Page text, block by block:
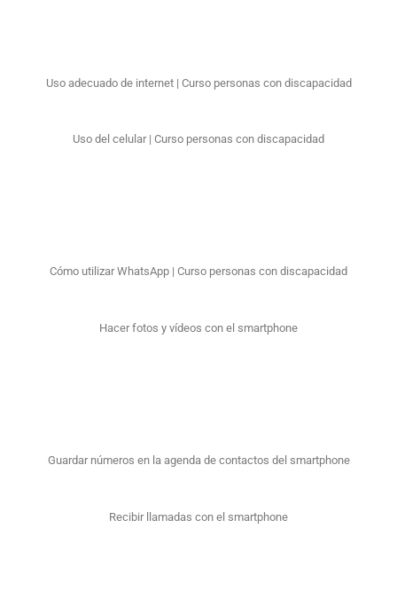
Uso adecuado de internet | Curso personas con discapacidad
Uso del celular | Curso personas con discapacidad
Cómo utilizar WhatsApp | Curso personas con discapacidad
Hacer fotos y vídeos con el smartphone
Guardar números en la agenda de contactos del smartphone
Recibir llamadas con el smartphone